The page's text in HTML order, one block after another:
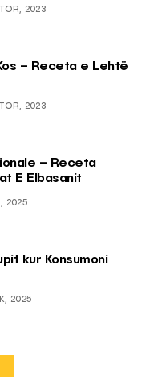
2023
– Receta e Lehtë
2023
– Receta
E Elbasanit
2025
kur Konsumoni
2025